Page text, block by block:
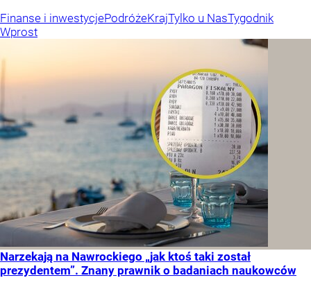
Finanse i inwestycjePodróżeKrajTylko u NasTygodnik
Wprost
Narzekają na Nawrockiego „jak ktoś taki został
prezydentem”. Znany prawnik o badaniach naukowców